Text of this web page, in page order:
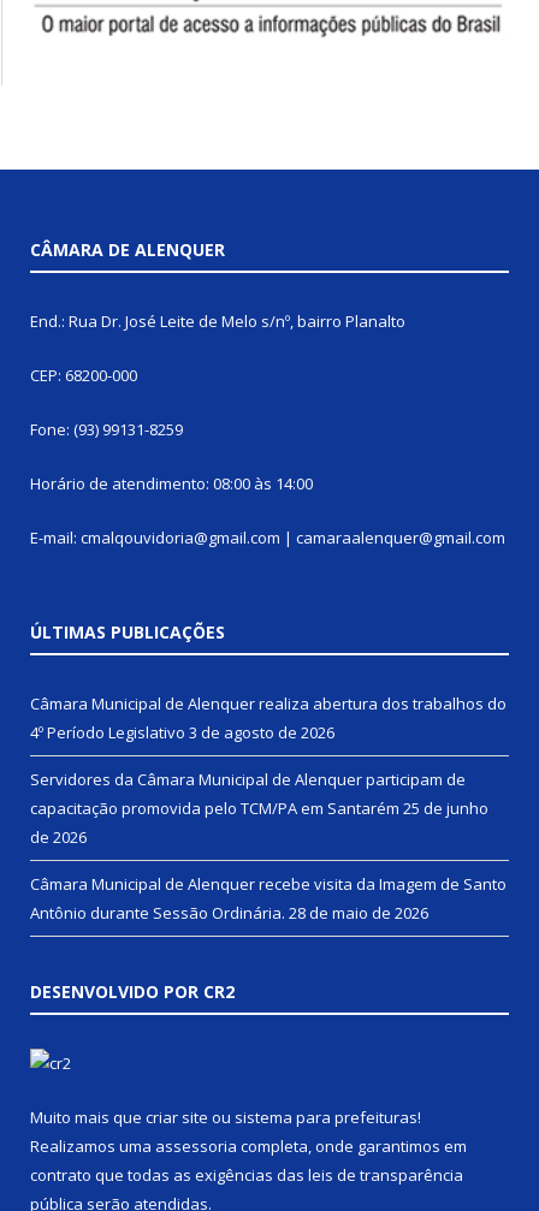
CÂMARA DE ALENQUER
End.: Rua Dr. José Leite de Melo s/nº, bairro Planalto
CEP: 68200-000
Fone: (93) 99131-8259
Horário de atendimento: 08:00 às 14:00
E-mail: cmalqouvidoria@gmail.com | camaraalenquer@gmail.com
ÚLTIMAS PUBLICAÇÕES
Câmara Municipal de Alenquer realiza abertura dos trabalhos do
4º Período Legislativo 3 de agosto de 2026
Servidores da Câmara Municipal de Alenquer participam de
capacitação promovida pelo TCM/PA em Santarém 25 de junho
de 2026
Câmara Municipal de Alenquer recebe visita da Imagem de Santo
Antônio durante Sessão Ordinária. 28 de maio de 2026
DESENVOLVIDO POR CR2
Muito mais que criar site ou sistema para prefeituras!
Realizamos uma assessoria completa, onde garantimos em
contrato que todas as exigências das leis de transparência
pública serão atendidas.